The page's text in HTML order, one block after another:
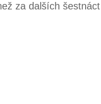
za dalších